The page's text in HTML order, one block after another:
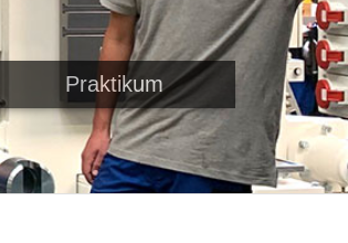
Praktikum